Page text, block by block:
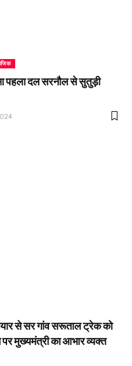
पहला दल सरनौल से सुतुड़ी
से सर गांव सरूताल ट्रेक को
मुख्यमंत्री का आभार व्यक्त